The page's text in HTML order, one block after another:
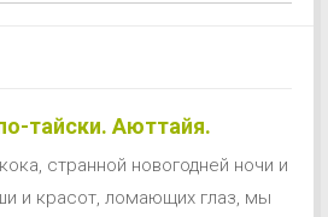
тайски. Аюттайя.
странной новогодней ночи и
и красот, ломающих глаз, мы